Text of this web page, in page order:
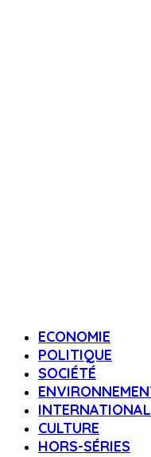
SOCIÉTÉ
ENVIRONNEMENT
INTERNATIONAL
CULTURE
HORS-SÉRIES